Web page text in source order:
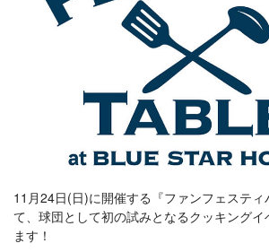
11月24日(日)に開催する『ファンフェステ
て、球団として初の試みとなるクッキング
ます！